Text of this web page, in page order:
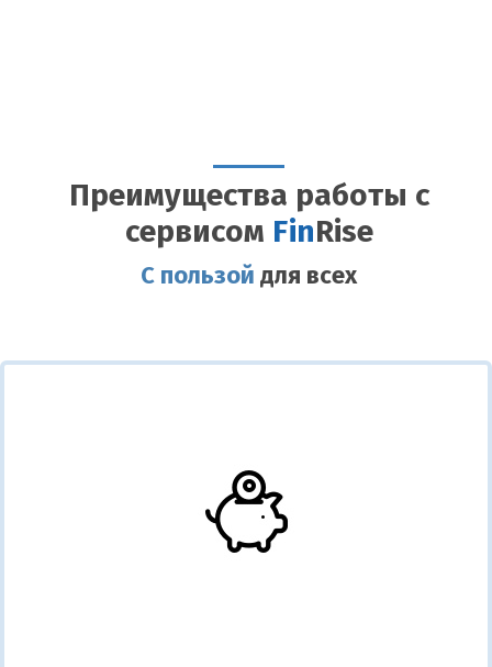
Преимущества работы с
сервисом Fin Rise
С пользой для всех